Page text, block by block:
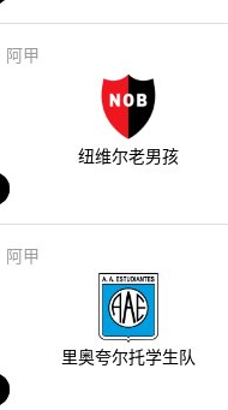
阿甲
纽维尔老男孩
阿甲
里奥夸尔托学生队